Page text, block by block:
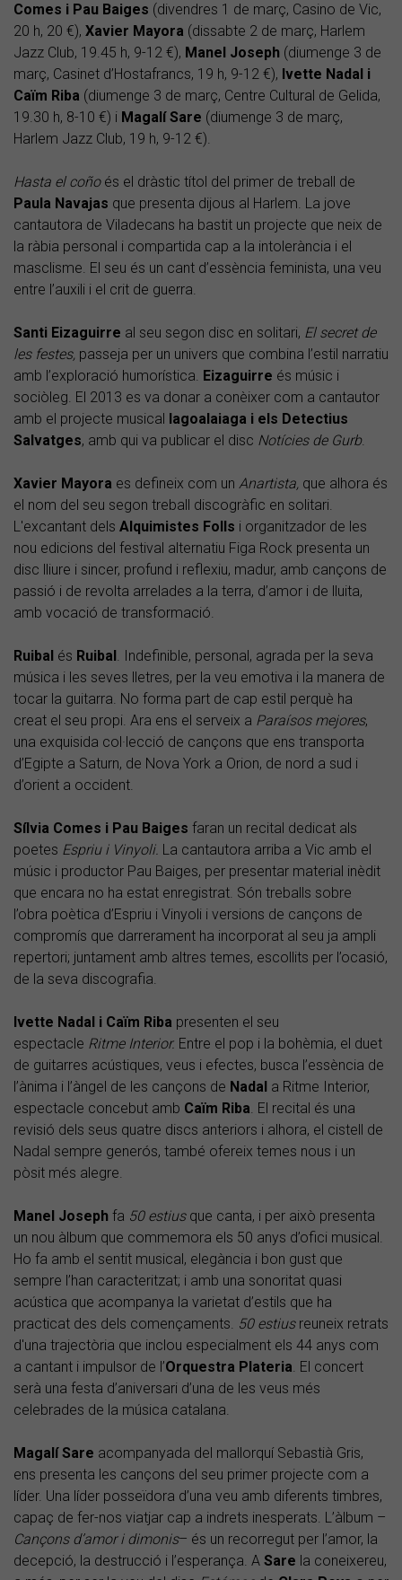
Comes i Pau Baiges (divendres 1 de març, Casino de Vic,
20 h, 20 €), Xavier Mayora (dissabte 2 de març, Harlem
Jazz Club, 19.45 h, 9-12 €), Manel Joseph (diumenge 3 de
març, Casinet d’Hostafrancs, 19 h, 9-12 €), Ivette Nadal i
Caïm Riba (diumenge 3 de març, Centre Cultural de Gelida,
19.30 h, 8-10 €) i Magalí Sare (diumenge 3 de març,
Harlem Jazz Club, 19 h, 9-12 €).
Hasta el coñoés el dràstic títol del primer de treball de
Paula Navajas que presenta dijous al Harlem. La jove
cantautora de Viladecans ha bastit un projecte que neix de
la ràbia personal i compartida cap a la intolerància i el
masclisme. El seu és un cant d’essència feminista, una veu
entre l’auxili i el crit de guerra.
Santi Eizaguirre al seu segon disc en solitari, El secret de
les festes, passeja per un univers que combina l’estil narratiu
amb l’exploració humorística. Eizaguirre és músic i
sociòleg. El 2013 es va donar a conèixer com a cantautor
amb el projecte musical
Iagoalaiaga i els Detectius
Salvatges, amb qui va publicar el disc Notícies de Gurb.
Xavier Mayora es defineix com un Anartista, que alhora és
el nom del seu segon treball discogràfic en solitari.
L'excantant dels Alquimistes Folls i organitzador de les
nou edicions del festival alternatiu Figa Rock presenta un
disc lliure i sincer, profund i reflexiu, madur, amb cançons de
passió i de revolta arrelades a la terra, d’amor i de lluita,
amb vocació de transformació.
Ruibal és Ruibal . Indefinible, personal, agrada per la seva
música i les seves lletres, per la veu emotiva i la manera de
tocar la guitarra. No forma part de cap estil perquè ha
creat el seu propi. Ara ens el serveix a Paraísos mejores,
una exquisida col·lecció de cançons que ens transporta
d’Egipte a Saturn, de Nova York a Orion, de nord a sud i
d’orient a occident.
Sílvia Comes i Pau Baiges faran un recital dedicat als
poetes Espriu i Vinyoli. La cantautora arriba a Vic amb el
músic i productor Pau Baiges, per presentar material inèdit
que encara no ha estat enregistrat. Són treballs sobre
l’obra poètica d’Espriu i Vinyoli i versions de cançons de
compromís que darrerament ha incorporat al seu ja ampli
repertori; juntament amb altres temes, escollits per l’ocasió,
de la seva discografia.
Ivette Nadal i Caïm Riba presenten el seu
espectacle Ritme Interior. Entre el pop i la bohèmia, el duet
de guitarres acústiques, veus i efectes, busca l’essència de
l’ànima i l’àngel de les cançons de Nadal a Ritme Interior,
espectacle concebut amb Caïm Riba. El recital és una
revisió dels seus quatre discs anteriors i alhora, el cistell de
Nadal sempre generós, també ofereix temes nous i un
pòsit més alegre.
Manel Joseph fa 50 estius que canta, i per això presenta
un nou àlbum que commemora els 50 anys d’ofici musical.
Ho fa amb el sentit musical, elegància i bon gust que
sempre l’han caracteritzat; i amb una sonoritat quasi
acústica que acompanya la varietat d’estils que ha
practicat des dels començaments. 50 estiusreuneix retrats
d'una trajectòria que inclou especialment els 44 anys com
a cantant i impulsor de l’Orquestra Plateria. El concert
serà una festa d’aniversari d’una de les veus més
celebrades de la música catalana.
Magalí Sare acompanyada del mallorquí Sebastià Gris,
ens presenta les cançons del seu primer projecte com a
líder. Una líder posseïdora d’una veu amb diferents timbres,
capaç de fer-nos viatjar cap a indrets inesperats. L’àlbum –
Cançons d’amor i dimonis– és un recorregut per l’amor, la
decepció, la destrucció i l’esperança. A Sare la coneixereu,